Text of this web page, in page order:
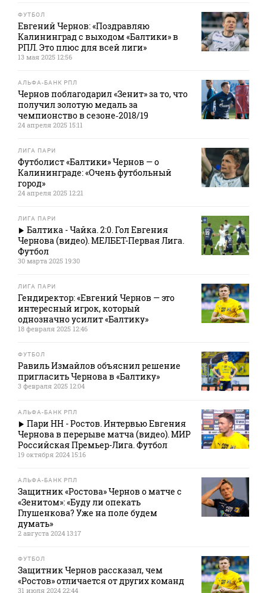
ФУТБОЛ
Евгений Чернов: «Поздравляю
Калининград с выходом «Балтики» в
РПЛ. Это плюс для всей лиги»
13 мая 2025 12:56
АЛЬФА-БАНК РПЛ
Чернов поблагодарил «Зенит» за то, что
получил золотую медаль за
чемпионство в сезоне‑2018/19
24 апреля 2025 15:11
ЛИГА ПАРИ
Футболист «Балтики» Чернов — о
Калининграде: «Очень футбольный
город»
24 апреля 2025 12:21
ЛИГА ПАРИ
Балтика - Чайка. 2:0. Гол Евгения
Чернова (видео). МЕЛБЕТ-Первая Лига.
Футбол
30 марта 2025 19:30
ЛИГА ПАРИ
Гендиректор: «Евгений Чернов — это
интересный игрок, который
однозначно усилит «Балтику»
18 февраля 2025 12:46
ФУТБОЛ
Равиль Измайлов объяснил решение
пригласить Чернова в «Балтику»
3 февраля 2025 12:04
АЛЬФА-БАНК РПЛ
Пари НН - Ростов. Интервью Евгения
Чернова в перерыве матча (видео). МИР
Российская Премьер-Лига. Футбол
19 октября 2024 15:16
АЛЬФА-БАНК РПЛ
Защитник «Ростова» Чернов о матче с
«Зенитом»: «Буду ли опекать
Глушенкова? Уже на поле будем
думать»
2 августа 2024 13:17
ФУТБОЛ
Защитник Чернов рассказал, чем
«Ростов» отличается от других команд
31 июля 2024 22:44